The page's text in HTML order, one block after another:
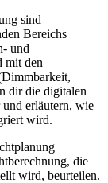
sind
Bereichs
und
mit den
dir die digitalen
erläutern, wie
wird.
die
wird, beurteilen.